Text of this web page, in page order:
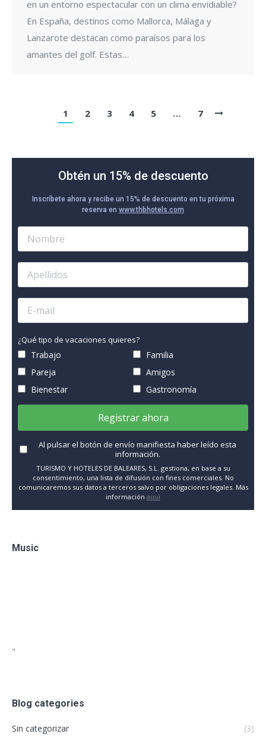
en un entorno espectacular con un clima envidiable?
En España, destinos como Mallorca, Málaga y
Lanzarote destacan como paraísos para los
amantes del golf. Estas…
1 2 3 4 5 … 7
Obtén un 15% de descuento
Inscríbete ahora y recibe un 15% de descuento en tu próxima
reserva en www.thbhotels.com
¿Qué tipo de vacaciones quieres?
Trabajo
Familia
Pareja
Amigos
Bienestar
Gastronomía
Registrar ahora
Al pulsar el botón de envío manifiesta haber leído esta
información.
TURISMO Y HOTELES DE BALEARES, S.L. gestiona, en base a su
consentimiento, una lista de difusión con fines comerciales. No
comunicaremos sus datos a terceros salvo por obligaciones legales. Más
información aquí
Music
"
Blog categories
Sin categorizar
(3)